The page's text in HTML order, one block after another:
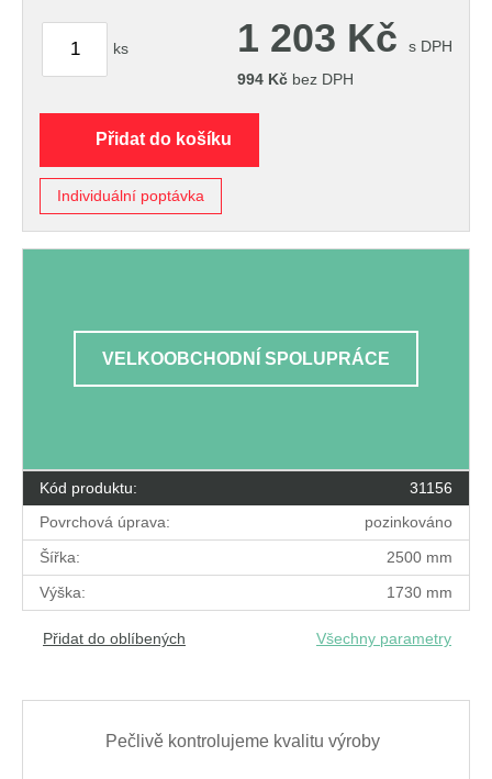
Kód produktu:
31156
Povrchová úprava:
pozinkováno
Šířka:
2500 mm
Výška:
1730 mm
Přidat do oblíbených Všechny parametry
ks 1 203 Kč
s DPH
994 Kč bez DPH
Přidat do košíku
Individuální poptávka
VELKOOBCHODNÍ SPOLUPRÁCE
Pečlivě kontrolujeme kvalitu výroby